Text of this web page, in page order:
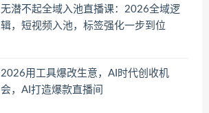
无潜不起全域入池直播课：2026全域逻
辑，短视频入池，标签强化一步到位
2026用工具爆改生意，AI时代创收机
会，AI打造爆款直播间